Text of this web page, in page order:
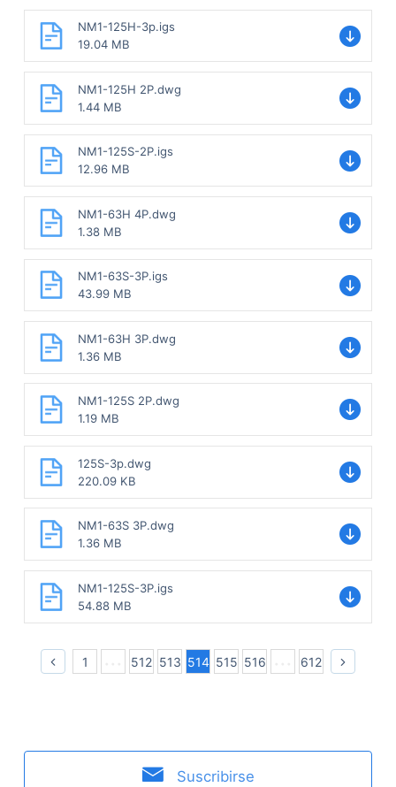
NM1-125H-3p.igs
19.04 MB
NM1-125H 2P.dwg
1.44 MB
NM1-125S-2P.igs
12.96 MB
NM1-63H 4P.dwg
1.38 MB
NM1-63S-3P.igs
43.99 MB
NM1-63H 3P.dwg
1.36 MB
NM1-125S 2P.dwg
1.19 MB
125S-3p.dwg
220.09 KB
NM1-63S 3P.dwg
1.36 MB
NM1-125S-3P.igs
54.88 MB
1 512 513 514 515 516 612
Suscribirse